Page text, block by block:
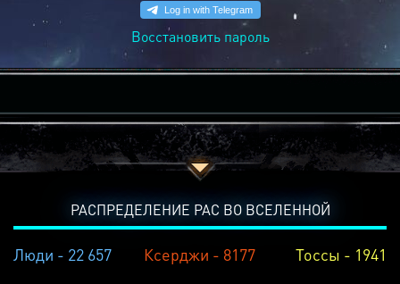
Восстановить пароль
РАСПРЕДЕЛЕНИЕ РАС ВО ВСЕЛЕННОЙ
Люди - 22 657 Ксерджи - 8177 Тоссы - 1941